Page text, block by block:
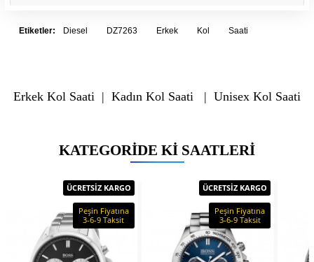
Etiketler: Diesel DZ7263 Erkek Kol Saati
Erkek Kol Saati| Kadın Kol Saati| Unisex Kol Saati
KATEGORIDE KI SAATLERI
ÜCRETSİZ KARGO
Peşin Fiyatına
3-6-9 Taksit
ÜCRETSİZ KARGO
Peşin Fiyatına
3-6-9 Taksit